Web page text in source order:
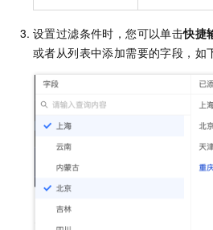
设置过滤条件时，您可以单击快捷
或者从列表中添加需要的字段，如